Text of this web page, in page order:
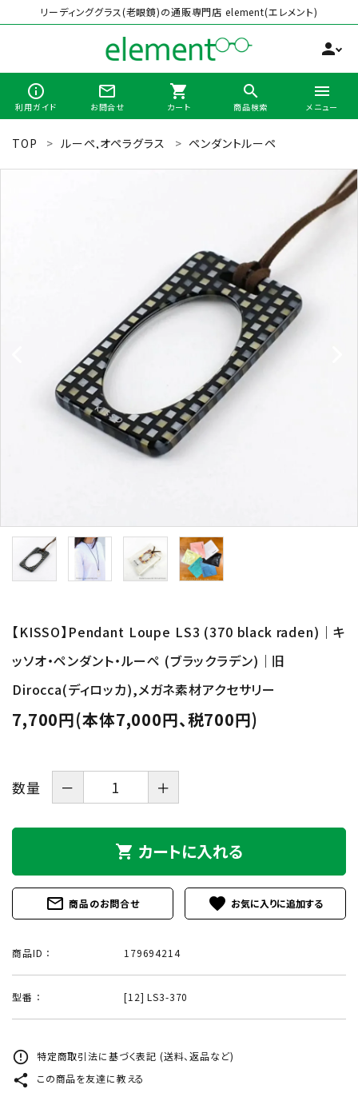
リーディンググラス(老眼鏡)の通販専門店 element(エレメント)
person
info_outline
利用ガイド
mail_outline
お問合せ
shopping_cart
カート
search
商品検索
menu
メニュー
search
カテゴリーから選ぶ
ブランドから選ぶ
形から選ぶ
色から選ぶ
コンテンツ
ACCOUNT MENU
ようこそ 会員名 様
meeting_room ログイン person 新規会員登録
TOP ルーペ,オペラグラス ペンダントルーペ
【KISSO】Pendant Loupe LS3 (370 black raden)｜キ
ッソオ・ペンダント・ルーペ (ブラックラデン)｜旧
Dirocca(ディロッカ),メガネ素材アクセサリー
7,700円(本体7,000円、税700円)
数量 － ＋
shopping_cart カートに入れる
mail_outline 商品のお問合せ favorite
商品ID ： 179694214
型番 ： [12] LS3-370
error_outline 特定商取引法に基づく表記 (送料、返品など)
share この商品を友達に教える